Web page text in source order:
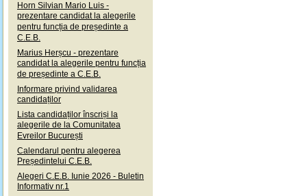
Horn Silvian Mario Luis -
prezentare candidat la alegerile
pentru funcția de președinte a
C.E.B.
Marius Herșcu - prezentare
candidat la alegerile pentru funcția
de președinte a C.E.B.
Informare privind validarea
candidaților
Lista candidaților înscriși la
alegerile de la Comunitatea
Evreilor București
Calendarul pentru alegerea
Președintelui C.E.B.
Alegeri C.E.B. Iunie 2026 - Buletin
Informativ nr.1